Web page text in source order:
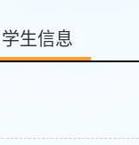
学生信息